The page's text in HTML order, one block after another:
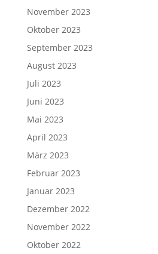
November 2023
Oktober 2023
September 2023
August 2023
Juli 2023
Juni 2023
Mai 2023
April 2023
März 2023
Februar 2023
Januar 2023
Dezember 2022
November 2022
Oktober 2022